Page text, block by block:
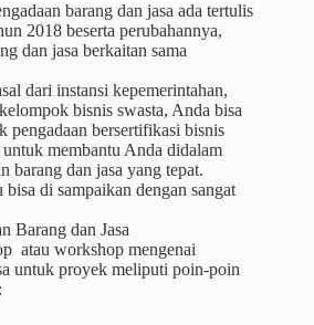
barang dan jasa ada tertulis
2018 beserta perubahannya,
dan jasa berkaitan sama
dari instansi kepemerintahan,
bisnis swasta, Anda bisa
pengadaan bersertifikasi bisnis
membantu Anda didalam
barang dan jasa yang tepat.
di sampaikan dengan sangat
Barang dan Jasa
atau workshop mengenai
untuk proyek meliputi poin-poin